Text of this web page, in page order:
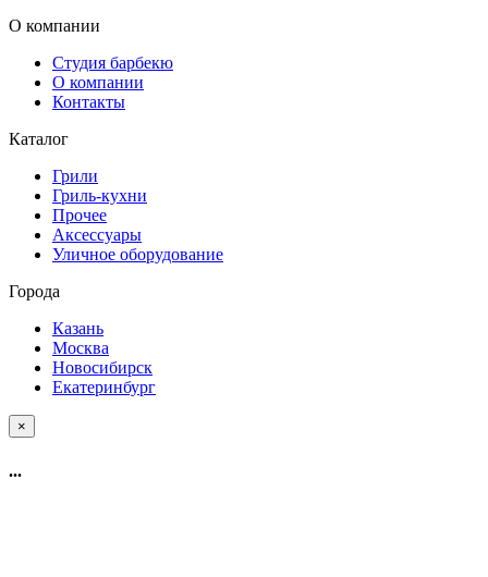
О компании
Студия барбекю
О компании
Контакты
Каталог
Грили
Гриль-кухни
Прочее
Аксессуары
Уличное оборудование
Города
Казань
Москва
Новосибирск
Екатеринбург
×
...